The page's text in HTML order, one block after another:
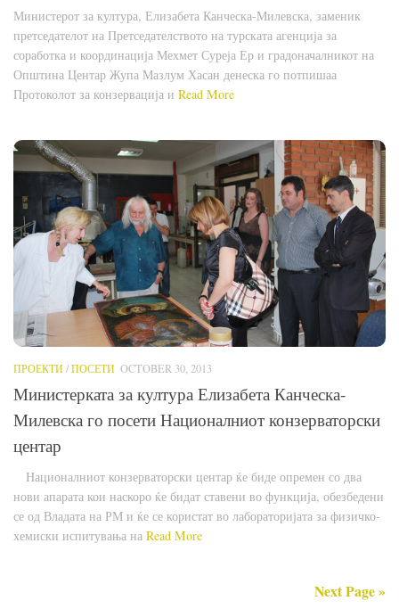
Министерот за култура, Елизабета Канческа-Милевска, заменик
претседателот на Претседателството на турската агенција за
соработка и координација Мехмет Суреја Ер и градоначалникот на
Општина Центар Жупа Мазлум Хасан денеска го потпишаа
Протоколот за конзервација и Read More
ПРОЕКТИ/ПОСЕТИ OCTOBER 30, 2013
Министерката за култура Елизабета Канческа-
Милевска го посети Националниот конзерваторски
центар
Националниот конзерваторски центар ќе биде опремен со два
нови апарата кои наскоро ќе бидат ставени во функција, обезбедени
се од Владата на РМ и ќе се користат во лабораторијата за физичко-
хемиски испитувања на Read More
Next Page »